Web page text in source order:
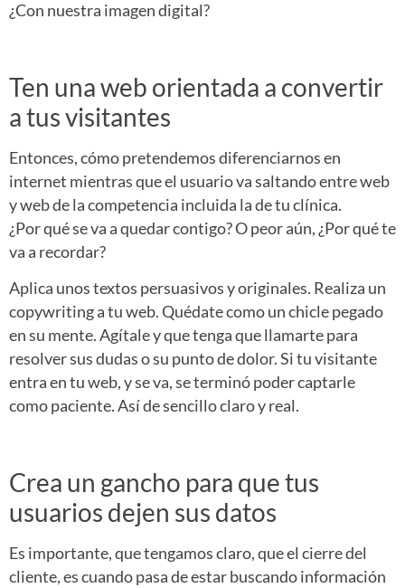
¿Con nuestra imagen digital?
Ten una web orientada a convertir
a tus visitantes
Entonces, cómo pretendemos diferenciarnos en
internet mientras que el usuario va saltando entre web
y web de la competencia incluida la de tu clínica.
¿Por qué se va a quedar contigo? O peor aún, ¿Por qué te
va a recordar?
Aplica unos textos persuasivos y originales. Realiza un
copywriting a tu web. Quédate como un chicle pegado
en su mente. Agítale y que tenga que llamarte para
resolver sus dudas o su punto de dolor. Si tu visitante
entra en tu web, y se va, se terminó poder captarle
como paciente. Así de sencillo claro y real.
Crea un gancho para que tus
usuarios dejen sus datos
Es importante, que tengamos claro, que el cierre del
cliente, es cuando pasa de estar buscando información